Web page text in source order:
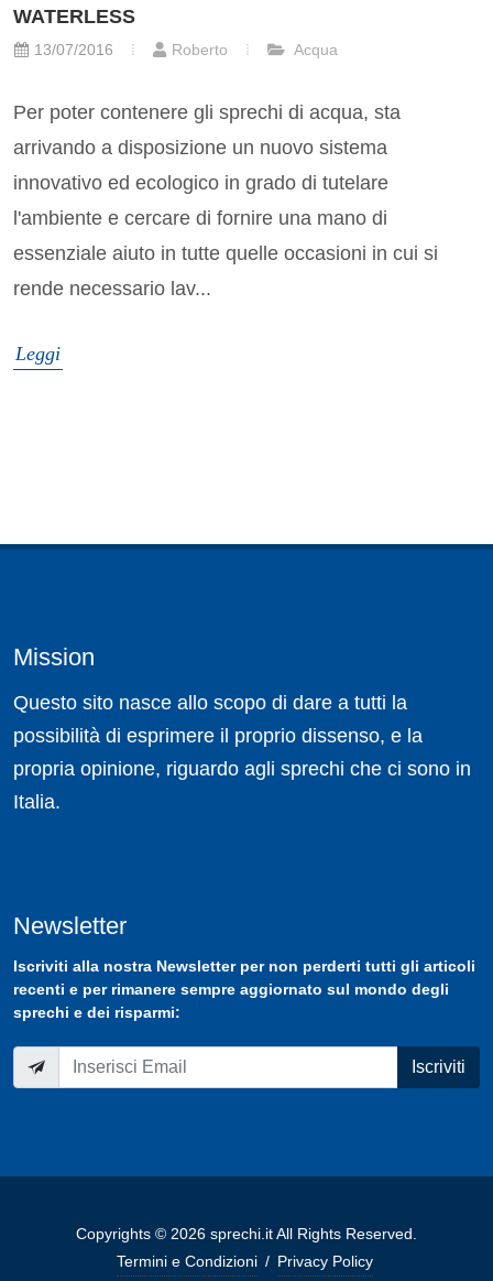
WATERLESS
13/07/2016 Roberto Acqua
Per poter contenere gli sprechi di acqua, sta
arrivando a disposizione un nuovo sistema
innovativo ed ecologico in grado di tutelare
l'ambiente e cercare di fornire una mano di
essenziale aiuto in tutte quelle occasioni in cui si
rende necessario lav...
Leggi
Mission
Questo sito nasce allo scopo di dare a tutti la
possibilità di esprimere il proprio dissenso, e la
propria opinione, riguardo agli sprechi che ci sono in
Italia.
Newsletter
Iscriviti alla nostra Newsletterper non perderti tutti gli articoli
recenti e per rimanere sempre aggiornato sul mondo degli
sprechi e dei risparmi:
Iscriviti
Copyrights © 2026 sprechi.it All Rights Reserved.
Termini e Condizioni / Privacy Policy